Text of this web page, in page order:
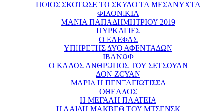
ΠΟΙΟΣ ΣΚΟΤΩΣΕ ΤΟ ΣΚΥΛΟ ΤΑ ΜΕΣΑΝΥΧΤΑ
ΦΙΛΟΝΙΚΙΑ
ΜΑΝΙΑ ΠΑΠΑΔΗΜΗΤΡΙΟΥ 2019
ΠΥΡΚΑΓΙΕΣ
Ο ΕΛΕΦΑΣ
ΥΠΗΡΕΤΗΣ ΔΥΟ ΑΦΕΝΤΑΔΩΝ
ΙΒΑΝΩΦ
Ο ΚΑΛΟΣ ΑΝΘΡΩΠΟΣ ΤΟΥ ΣΕΤΣΟΥΑΝ
ΔΟΝ ΖΟΥΑΝ
ΜΑΡΙΑ Η ΠΕΝΤΑΓΙΩΤΙΣΣΑ
ΟΘΕΛΛΟΣ
Η ΜΕΓΑΛΗ ΠΛΑΤΕΙΑ
Η ΛΑΙΔΗ ΜΑΚΒΕΘ ΤΟΥ ΜΤΣΕΝΣΚ